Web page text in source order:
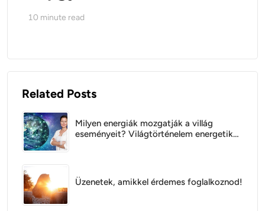
10 minute read
Related Posts
Milyen energiák mozgatják a villág
eseményeit? Világtörténelem energetikai
Üzenetek, amikkel érdemes foglalkoznod!